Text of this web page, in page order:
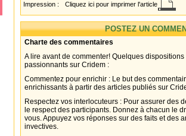
Impression : Cliquez ici pour imprimer l'article
POSTEZ UN
Charte des commentaires
A lire avant de commenter! Quelques
passionnants sur Cridem :
Commentez pour enrichir : Le but des
enrichissants à partir des articles publiés sur
Respectez vos interlocuteurs : Pour assurer des
le respect des participants. Donnez à chacun le
vous. Appuyez vos réponses sur des faits et des
invectives.